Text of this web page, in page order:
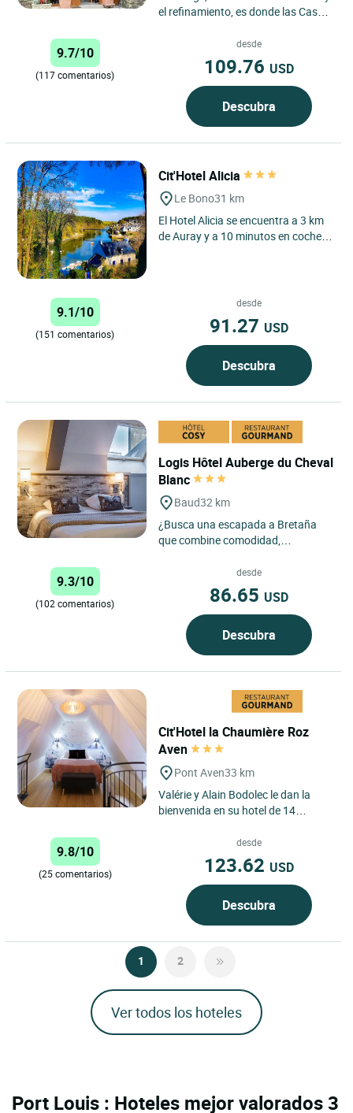
el refinamiento, es donde las Casas
momento único. ...
9.7/10
(117 comentarios)
desde
109.76 USD
Descubra
Cit'Hotel Alicia
Le Bono31 km
El Hotel Alicia se encuentra a 3 km
de Auray y a 10 minutos en coche
9.1/10
(151 comentarios)
desde
91.27 USD
Descubra
Logis Hôtel Auberge du Cheval
Blanc
Baud32 km
¿Busca una escapada a Bretaña
que combine comodidad,
acogedor? El Logis Hôtel -
L’Auberge...
9.3/10
(102 comentarios)
desde
86.65 USD
Descubra
Cit'Hotel la Chaumière Roz
Aven
Pont Aven33 km
Valérie y Alain Bodolec le dan la
bienvenida en su hotel de 14
corazón de la ciudad...
9.8/10
(25 comentarios)
desde
123.62 USD
Descubra
1 2
Ver todos los hoteles
Port Louis : Hoteles mejor valorados 3